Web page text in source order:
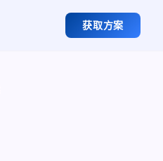
获取方案